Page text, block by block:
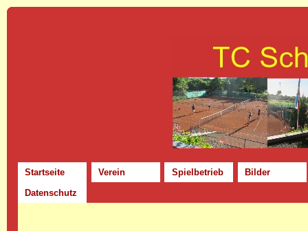
Startseite Verein Spielbetrieb
Bilder
Datenschutz